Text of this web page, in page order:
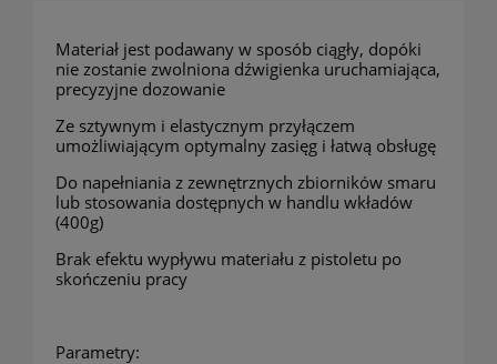
Materiał jest podawany w sposób ciągły, dopóki
nie zostanie zwolniona dźwigienka uruchamiająca,
precyzyjne dozowanie
Ze sztywnym i elastycznym przyłączem
umożliwiającym optymalny zasięg i łatwą obsługę
Do napełniania z zewnętrznych zbiorników smaru
lub stosowania dostępnych w handlu wkładów
(400g)
Brak efektu wypływu materiału z pistoletu po
skończeniu pracy
Parametry: